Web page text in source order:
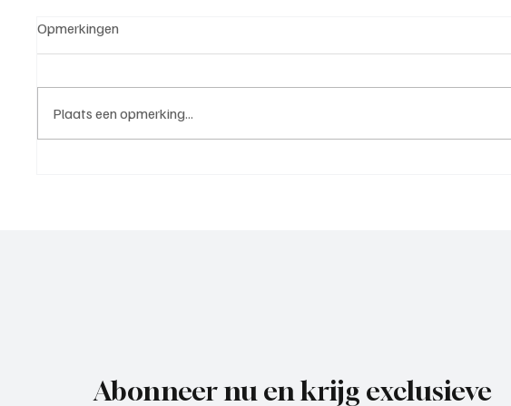
Opmerkingen
Plaats een opmerking...
Abonneer nu en krijg exclusieve